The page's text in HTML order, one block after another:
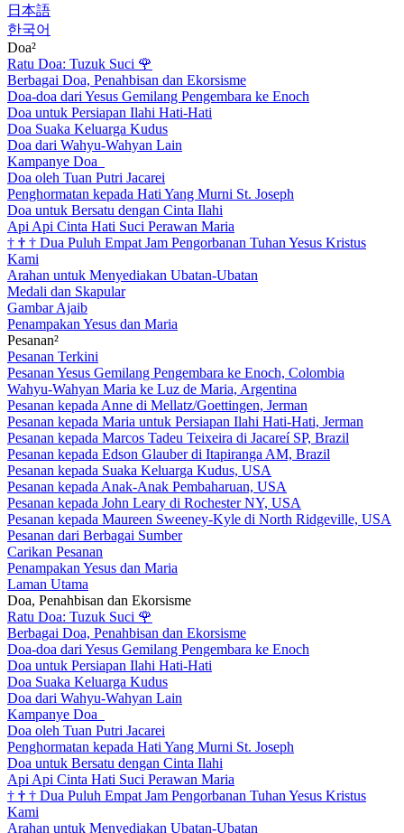
日本語
한국어
Doa²
Ratu Doa: Tuzuk Suci 🌹
Berbagai Doa, Penahbisan dan Ekorsisme
Doa-doa dari Yesus Gemilang Pengembara ke Enoch
Doa untuk Persiapan Ilahi Hati-Hati
Doa Suaka Keluarga Kudus
Doa dari Wahyu-Wahyan Lain
Kampanye Doa
Doa oleh Tuan Putri Jacarei
Penghormatan kepada Hati Yang Murni St. Joseph
Doa untuk Bersatu dengan Cinta Ilahi
Api Api Cinta Hati Suci Perawan Maria
† † † Dua Puluh Empat Jam Pengorbanan Tuhan Yesus Kristus
Kami
Arahan untuk Menyediakan Ubatan-Ubatan
Medali dan Skapular
Gambar Ajaib
Penampakan Yesus dan Maria
Pesanan²
Pesanan Terkini
Pesanan Yesus Gemilang Pengembara ke Enoch, Colombia
Wahyu-Wahyan Maria ke Luz de Maria, Argentina
Pesanan kepada Anne di Mellatz/Goettingen, Jerman
Pesanan kepada Maria untuk Persiapan Ilahi Hati-Hati, Jerman
Pesanan kepada Marcos Tadeu Teixeira di Jacareí SP, Brazil
Pesanan kepada Edson Glauber di Itapiranga AM, Brazil
Pesanan kepada Suaka Keluarga Kudus, USA
Pesanan kepada Anak-Anak Pembaharuan, USA
Pesanan kepada John Leary di Rochester NY, USA
Pesanan kepada Maureen Sweeney-Kyle di North Ridgeville, USA
Pesanan dari Berbagai Sumber
Carikan Pesanan
Penampakan Yesus dan Maria
Laman Utama
Doa, Penahbisan dan Ekorsisme
Ratu Doa: Tuzuk Suci 🌹
Berbagai Doa, Penahbisan dan Ekorsisme
Doa-doa dari Yesus Gemilang Pengembara ke Enoch
Doa untuk Persiapan Ilahi Hati-Hati
Doa Suaka Keluarga Kudus
Doa dari Wahyu-Wahyan Lain
Kampanye Doa
Doa oleh Tuan Putri Jacarei
Penghormatan kepada Hati Yang Murni St. Joseph
Doa untuk Bersatu dengan Cinta Ilahi
Api Api Cinta Hati Suci Perawan Maria
† † † Dua Puluh Empat Jam Pengorbanan Tuhan Yesus Kristus
Kami
Arahan untuk Menyediakan Ubatan-Ubatan